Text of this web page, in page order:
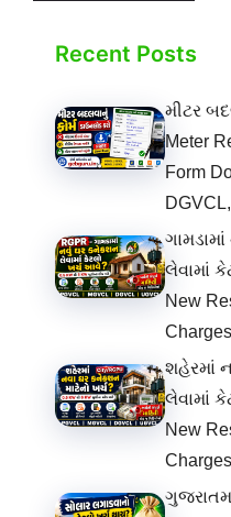
Recent Posts
મીટર
Meter
Form
લેવામાં
New
Charges
શહેરમાં
લેવામાં
New
Charges